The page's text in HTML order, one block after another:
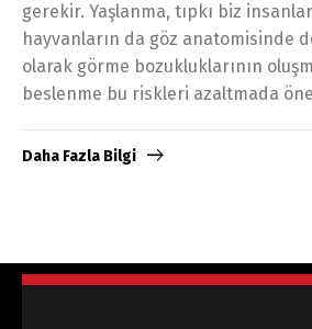
gerekir. Yaşlanma, tıpkı biz
hayvanların da göz anatomisinde
olarak görme bozukluklarının
beslenme bu riskleri azaltmada
Daha Fazla Bilgi